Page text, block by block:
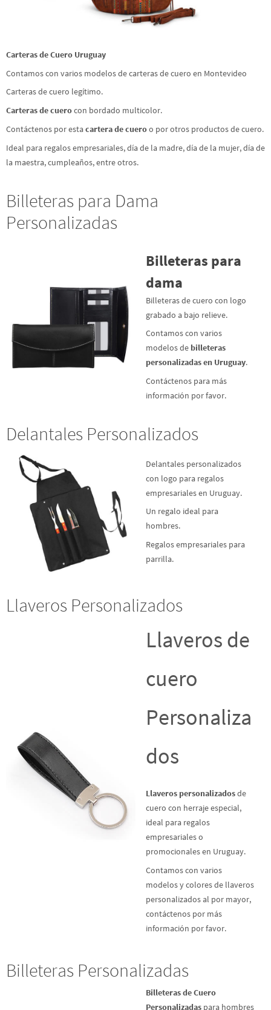
Carteras de Cuero Uruguay
Contamos con varios modelos de carteras de cuero en Montevideo
Carteras de cuero legítimo.
Carteras de cuerocon bordado multicolor.
Contáctenos por estacartera de cueroo por otros productos de cuero.
Ideal para regalos empresariales, día de la madre, día de la mujer, día de
la maestra, cumpleaños, entre otros.
Billeteras para Dama
Personalizadas
Billeteras para
dama
Billeteras de cuero con logo
grabado a bajo relieve.
Contamos con varios
modelos de billeteras
personalizadas en Uruguay.
Contáctenos para más
información por favor.
Delantales Personalizados
Delantales personalizados
con logo para regalos
empresariales en Uruguay.
Un regalo ideal para
hombres.
Regalos empresariales para
parrilla.
Llaveros Personalizados
Llaveros de
cuero
Personaliza
dos
Llaveros personalizadosde
cuero con herraje especial,
ideal para regalos
empresariales o
promocionales en Uruguay.
Contamos con varios
modelos y colores de llaveros
personalizados al por mayor,
contáctenos por más
información por favor.
Billeteras Personalizadas
Billeteras de Cuero
Personalizadas para hombres